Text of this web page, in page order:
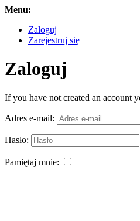
Menu:
Zaloguj
Zarejestruj się
Zaloguj
If you have not created an account
Adres e-mail:
Hasło:
Pamiętaj mnie: